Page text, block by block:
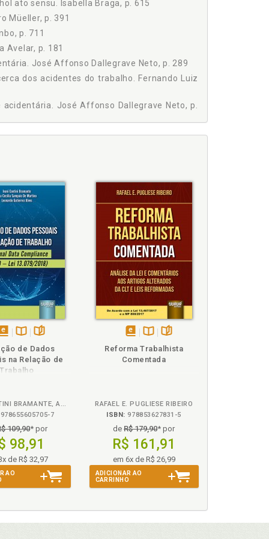
pelas Faculdades Integradas Curitiba.
de Morais, p. 649
p. 675
p. 711
p. 729
/ Simone Galan de Figueiredo, p. 751
JURÍDICA / Marilda Silva Farracioli Silva, p. 775
ato sensu. Isabella Braga, p. 615
Müeller, p. 391
p. 711
Avelar, p. 181
José Affonso Dallegrave Neto, p. 289
dos acidentes do trabalho. Fernando Luiz
José Affonso Dallegrave Neto, p.
Calvet, p. 425
Galan de Figueiredo, p. 751
Gonçalves Gomes Coelho, p. 339
em razão do sexo. Mabel Flório Real
p. 133
empresa. Giane Wantowsky, p. 249
Gomes Coelho, p. 339
de trabalho lato sensu. Isabella Braga, p.
Luís Alberto Gonçalves Gomes Coelho, p.
e sua proteção jurídica. Marilda Silva
p. 133
p. 53
em
eBook
na
B.V.
de Dados
na Relação de
Trabalho
IVANI CONTINI BRAMANTE, ANA CECILIA SAMPAIO DE MARTINO E LEONARDO GUTIERREZ ALVES
978655605705-7
109,90* por
98,91
de R$ 32,97
AO
em
na
Reforma Trabalhista
Comentada
RAFAEL E. PUGLIESE RIBEIRO
ISBN: 978853627831-5
deR$ 179,90* por
R$ 161,91
em 6x de R$ 26,99
ADICIONAR AO
CARRINHO